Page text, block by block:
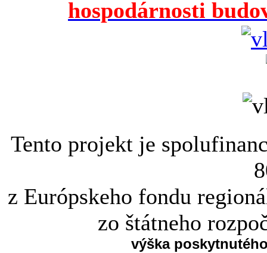
hospodárnosti
Tento projekt je
z Európskeho fondu
zo štátneho
výška